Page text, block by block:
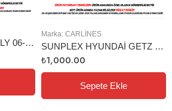
SUNPLEX İVECO DAİLY 06-14 CAM RÜZGARLIĞI 2Lİ
Marka: CARLINES
SUNPLEX HYUNDAİ GETZ 2002-2011 CAM RÜZGARLIĞI 4LÜ
₺1,000.00
Sepete Ekle